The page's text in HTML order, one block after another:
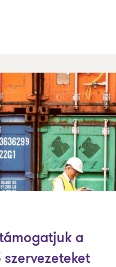
a